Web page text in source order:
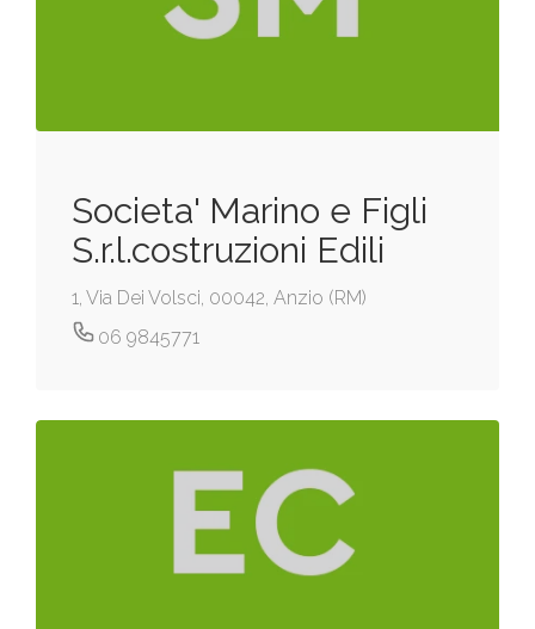
Societa' Marino e Figli
S.r.l.costruzioni Edili
1, Via Dei Volsci, 00042, Anzio (RM)
06 9845771